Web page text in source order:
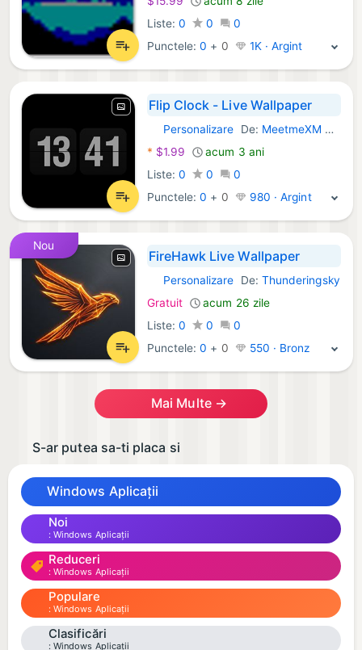
Liste: 0 0
0
Punctele:0 + 0 1K · Argint
Flip Clock - Live Wallpaper
Windows Aplicații:
Personalizare De: MeetmeXM Technology Co., Ltd
* $1.99
acum 3 ani
Liste: 0 0
0
Punctele:0 + 0 980 · Argint
Nou
FireHawk Live Wallpaper
Windows Aplicații:
Personalizare De: Thunderingsky
Gratuit
acum 26 zile
Liste: 0 0
0
Punctele:0 + 0 550 · Bronz
Mai Multe →
S-ar putea sa-ti placa si
Windows Aplicații
Noi
Windows Aplicații
Reduceri
Windows Aplicații
Populare
Windows Aplicații
Clasificări
Windows Aplicații